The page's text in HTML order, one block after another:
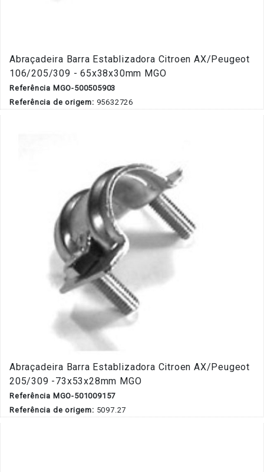
Abraçadeira Barra Establizadora Citroen AX/Peugeot
106/205/309 - 65x38x30mm MGO
Referência MGO-500505903
Referência de origem: 95632726
Abraçadeira Barra Establizadora Citroen AX/Peugeot
205/309 -73x53x28mm MGO
Referência MGO-501009157
Referência de origem: 5097.27